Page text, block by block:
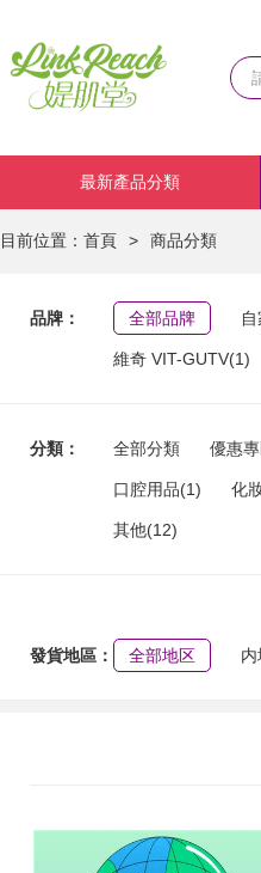
最新產品分類
目前位置： 首頁 > 商品分類
品牌： 全部品牌
維奇 VIT-GUTV(1)
分類： 全部分類 優惠
口腔用品(1) 化
其他(12)
發貨地區： 全部地区